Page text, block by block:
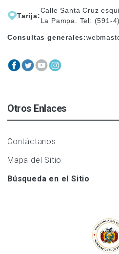
Tarija:
Calle Santa Cruz
La Pampa. Tel: (591-
Consultas generales:
Otros Enlaces
Contáctanos
Mapa del Sitio
Búsqueda en el Sitio